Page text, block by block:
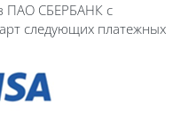
СБЕРБАНК с
следующих платежных